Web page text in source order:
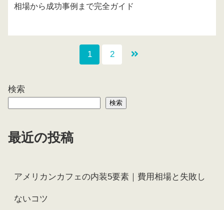
相場から成功事例まで完全ガイド
1 2
検索
検索
最近の投稿
アメリカンカフェの内装5要素｜費用相場と失敗し
ないコツ